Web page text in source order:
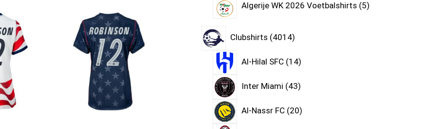
Algerije WK 2026 Voetbalshirts 5
Clubshirts 4014
Al-Hilal SFC 14
Inter Miami 43
Al-Nassr FC 20